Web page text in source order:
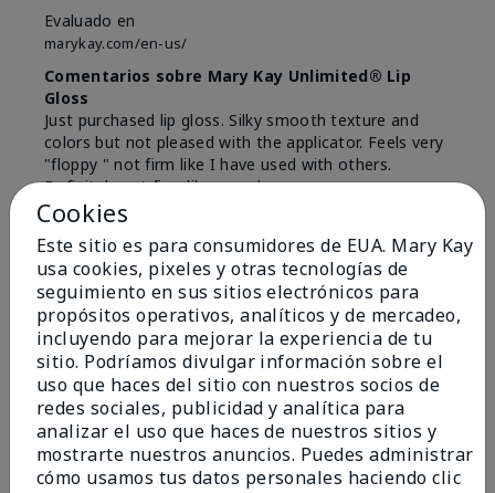
Evaluado en
marykay.com/en-us/
Comentarios sobre Mary Kay Unlimited® Lip
Gloss
Just purchased lip gloss. Silky smooth texture and
colors but not pleased with the applicator. Feels very
"floppy " not firm like I have used with others.
Definitely not firm like samples were.
Mostrar Traducción
ConclusiónSí, recomendaría a un amigo
¿Le ha resultado útil esta
opinión?
8 1
Marcar esta opinión
Cookies
Este sitio es para consumidores de EUA. Mary Kay
usa cookies, pixeles y otras tecnologías de
seguimiento en sus sitios electrónicos para
propósitos operativos, analíticos y de mercadeo,
incluyendo para mejorar la experiencia de tu
sitio. Podríamos divulgar información sobre el
uso que haces del sitio con nuestros socios de
redes sociales, publicidad y analítica para
analizar el uso que haces de nuestros sitios y
mostrarte nuestros anuncios. Puedes administrar
cómo usamos tus datos personales haciendo clic